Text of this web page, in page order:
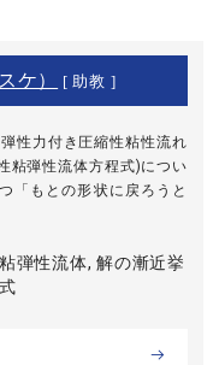
ケ） [ 助教 ]
性力付き圧縮性粘性流れ
粘弾性流体方程式)につい
「もとの形状に戻ろうと
弾性流体, 解の漸近挙